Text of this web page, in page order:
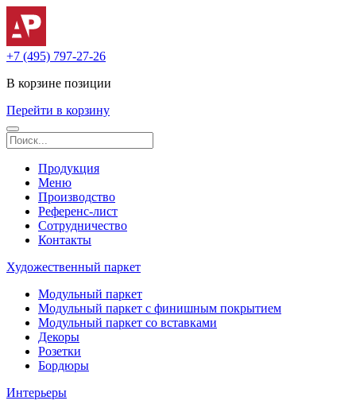
+7 (495) 797-27-26
В корзине позиции
Перейти в корзину
Продукция
Меню
Производство
Референс-лист
Сотрудничество
Контакты
Художественный паркет
Модульный паркет
Модульный паркет с финишным покрытием
Модульный паркет со вставками
Декоры
Розетки
Бордюры
Интерьеры